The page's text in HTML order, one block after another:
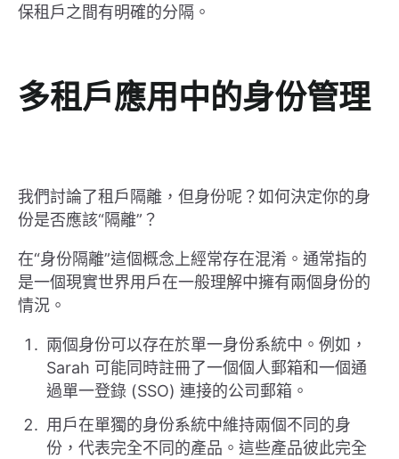
保租戶之間有明確的分隔。
多租戶應用中的身份管理
我們討論了租戶隔離，但身份呢？如何決定你的身
份是否應該“隔離”？
在“身份隔離”這個概念上經常存在混淆。通常指的
是一個現實世界用戶在一般理解中擁有兩個身份的
情況。
兩個身份可以存在於單一身份系統中。例如，
Sarah 可能同時註冊了一個個人郵箱和一個通
過單一登錄 (SSO) 連接的公司郵箱。
用戶在單獨的身份系統中維持兩個不同的身
份，代表完全不同的產品。這些產品彼此完全